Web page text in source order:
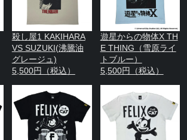
殺し屋1 KAKIHARA
VS SUZUKI(沸騰油
グレージュ)
5,500円（税込）
遊星からの物体X TH
E THING（雪原ライ
トブルー）
5,500円（税込）